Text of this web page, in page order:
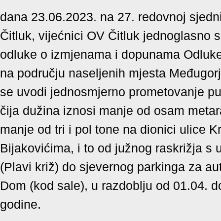
dana 23.06.2023. na 27. redovnoj
Čitluk, vijećnici OV Čitluk jednoglasno
odluke o izmjenama i dopunama
na području naseljenih mjesta
se uvodi jednosmjerno prometovanje
čija dužina iznosi manje od osam
manje od tri i pol tone na dionici ulice
Bijakovićima, i to od južnog raskrižja s
(Plavi križ) do sjevernog parkinga za
Dom (kod sale), u razdoblju od 01.04.
godine.